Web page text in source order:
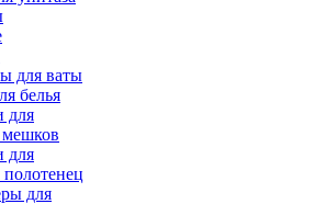
для ваты
белья
для
для
для